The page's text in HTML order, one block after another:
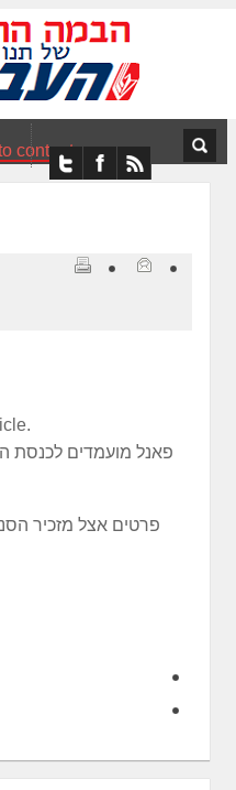
content
פאנל מועמדים לכנסת ה-
פרטים אצל מזכיר הסניף